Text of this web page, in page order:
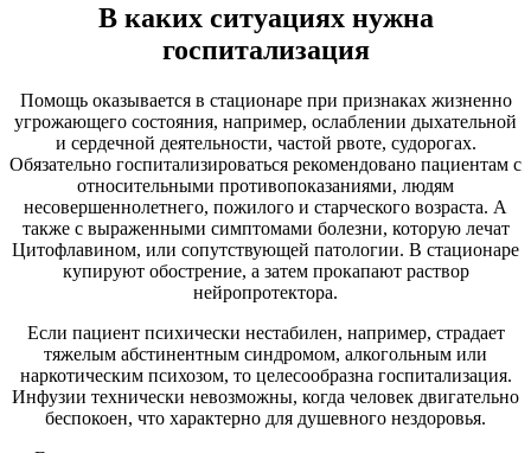
В каких ситуациях нужна
госпитализация
Помощь оказывается в стационаре при признаках жизненно
угрожающего состояния, например, ослаблении дыхательной
и сердечной деятельности, частой рвоте, судорогах.
Обязательно госпитализироваться рекомендовано пациентам с
относительными противопоказаниями, людям
несовершеннолетнего, пожилого и старческого возраста. А
также с выраженными симптомами болезни, которую лечат
Цитофлавином, или сопутствующей патологии. В стационаре
купируют обострение, а затем прокапают раствор
нейропротектора.
Если пациент психически нестабилен, например, страдает
тяжелым абстинентным синдромом, алкогольным или
наркотическим психозом, то целесообразна госпитализация.
Инфузии технически невозможны, когда человек двигательно
беспокоен, что характерно для душевного нездоровья.